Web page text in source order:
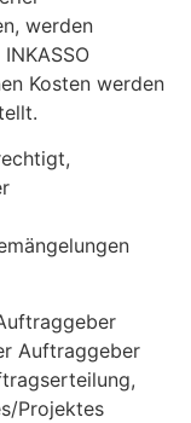
werden
Kosten werden
Auftraggeber
Projektes